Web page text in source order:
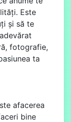
Este
și să te
fotografie,
ta
afacerea
bine